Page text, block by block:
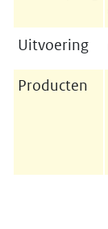
Uitvoering
Producten